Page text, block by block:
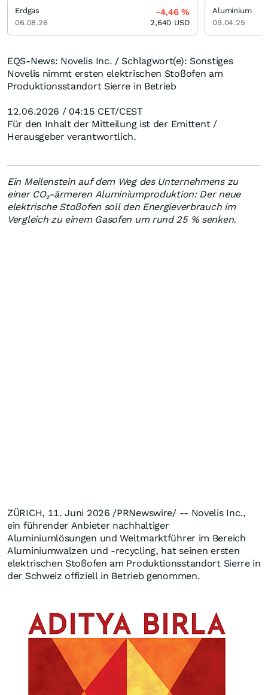
EQS-News: Novelis Inc. / Schlagwort(e): Sonstiges
Novelis nimmt ersten elektrischen Stoßofen am
Produktionsstandort Sierre in Betrieb
12.06.2026 / 04:15 CET/CEST
Für den Inhalt der Mitteilung ist der Emittent /
Herausgeber verantwortlich.
Ein Meilenstein auf dem Weg des Unternehmens zu
einer CO₂-ärmeren Aluminiumproduktion: Der neue
elektrische Stoßofen soll den Energieverbrauch im
Vergleich zu einem Gasofen um rund 25 % senken.
ZÜRICH, 11. Juni 2026 /PRNewswire/ -- Novelis Inc.,
ein führender Anbieter nachhaltiger
Aluminiumlösungen und Weltmarktführer im Bereich
Aluminiumwalzen und -recycling, hat seinen ersten
elektrischen Stoßofen am Produktionsstandort Sierre in
der Schweiz offiziell in Betrieb genommen.
Erdgas
06.08.26
-4,46%
2,640 USD
Aluminium
09.04.25